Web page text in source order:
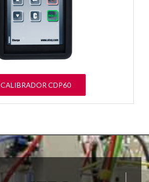
CALIBRADOR CDP60